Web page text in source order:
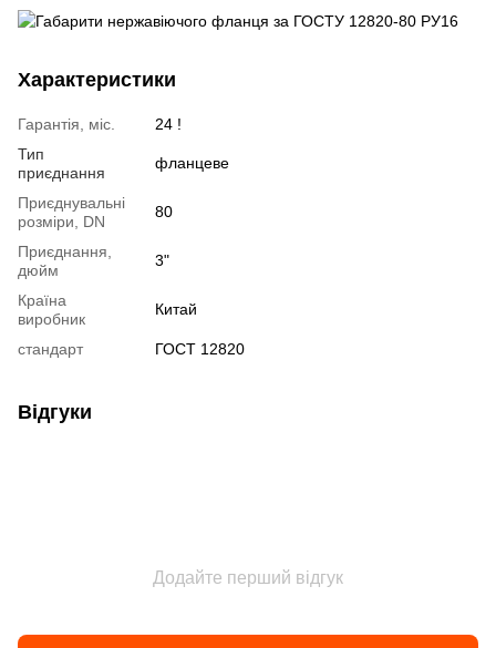
Характеристики
Гарантія, міс.
24 !
Тип
приєднання
фланцеве
Приєднувальні
розміри, DN
80
Приєднання,
дюйм
3"
Країна
виробник
Китай
стандарт ГОСТ 12820
Відгуки
Додайте перший відгук